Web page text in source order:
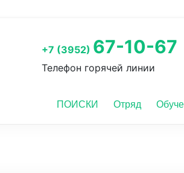
+7 (3952) 67-10-67
Телефон горячей линии
ПОИСКИ Отряд